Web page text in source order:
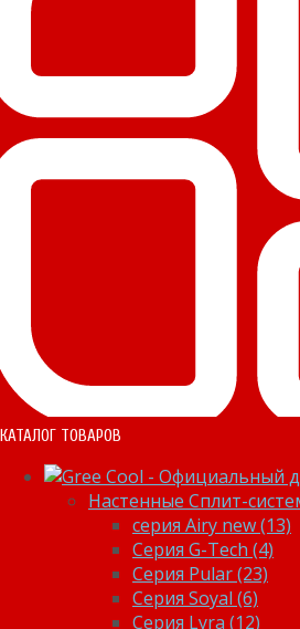
КАТАЛОГ ТОВАРОВ
Настенные Сплит-
серия Airy new (13)
Серия G-Tech (4)
Серия Pular (23)
Cерия Soyal (6)
Серия Lyra (12)